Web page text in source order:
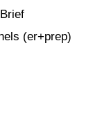
(er+prep)